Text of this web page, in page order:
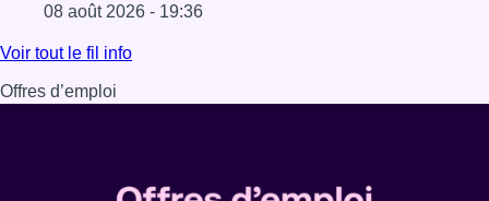
08 août 2026 - 19:36
Lire l'article Au Moeraske, Bart Hanssens recense des
Voir tout le fil info
Offres d’emploi